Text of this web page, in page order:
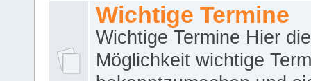
Wichtige Termine
Wichtige Termine Hier die
Möglichkeit wichtige